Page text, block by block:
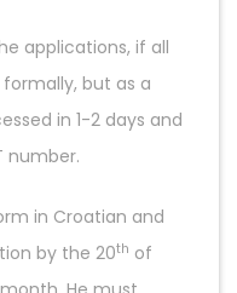
applications, if all
but as a
in 1-2 days and
number.
in Croatian and
by the 20th of